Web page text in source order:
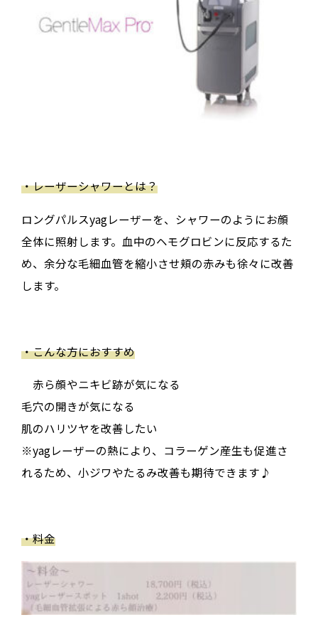
・レーザーシャワーとは？
ロングパルスyagレーザーを、シャワーのようにお顔
全体に照射します。血中のヘモグロビンに反応するた
め、余分な毛細血管を縮小させ頬の赤みも徐々に改善
します。
・こんな方におすすめ
赤ら顔やニキビ跡が気になる
毛穴の開きが気になる
肌のハリツヤを改善したい
※yagレーザーの熱により、コラーゲン産生も促進さ
れるため、小ジワやたるみ改善も期待できます♪
・料金